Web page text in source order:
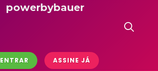
powerbybauer
ENTRAR ASSINE JÁ